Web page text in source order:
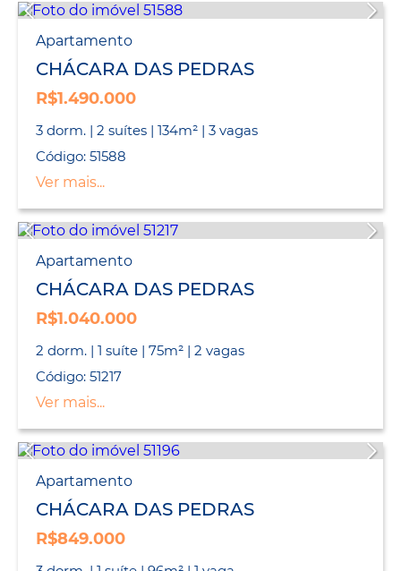
Apartamento
CHÁCARA DAS PEDRAS
R$1.490.000
3 dorm. | 2 suítes | 134m² | 3 vagas
Código: 51588
Ver mais...
Apartamento
CHÁCARA DAS PEDRAS
R$1.040.000
2 dorm. | 1 suíte | 75m² | 2 vagas
Código: 51217
Ver mais...
Apartamento
CHÁCARA DAS PEDRAS
R$849.000